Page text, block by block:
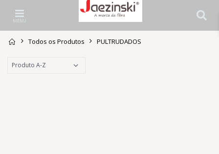
MENU
Todos os Produtos PULTRUDADOS